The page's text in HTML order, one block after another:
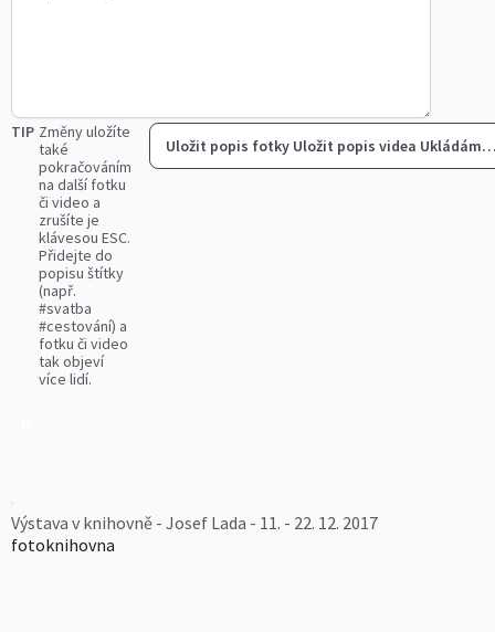
TIP Změny uložíte
také
pokračováním
na další fotku
či video a
zrušíte je
klávesou ESC.
Přidejte do
popisu štítky
(např.
#svatba
#cestování) a
fotku či video
tak objeví
více lidí.
Uložit popis fotky Uložit popis videa
Výstava v knihovně - Josef Lada - 11. - 22. 12. 2017
fotoknihovna